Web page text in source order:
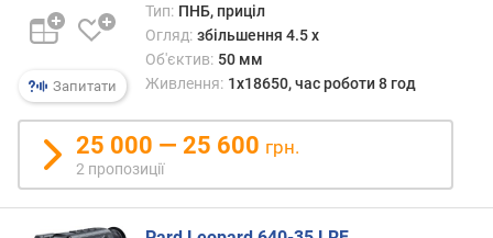
в
і
д
е
е
и
Запитати
Тип: ПНБ, приціл
Огляд: збільшення 4.5 x
Об'єктив: 50 мм
Живлення: 1x18650, час роботи 8 год
25 000 — 25 600 грн.
2 пропозиції